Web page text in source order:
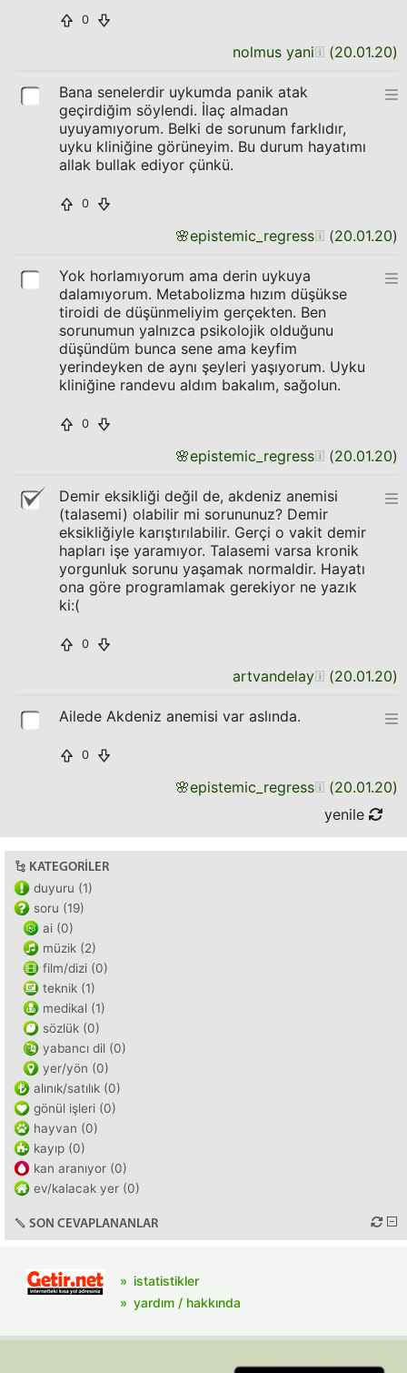
0
nolmus yani (20.01.20)
Bana senelerdir uykumda panik atak
geçirdiğim söylendi. İlaç almadan
uyuyamıyorum. Belki de sorunum farklıdır,
uyku kliniğine görüneyim. Bu durum hayatımı
allak bullak ediyor çünkü.
0
🌸epistemic_regress (20.01.20)
Yok horlamıyorum ama derin uykuya
dalamıyorum. Metabolizma hızım düşükse
tiroidi de düşünmeliyim gerçekten. Ben
sorunumun yalnızca psikolojik olduğunu
düşündüm bunca sene ama keyfim
yerindeyken de aynı şeyleri yaşıyorum. Uyku
kliniğine randevu aldım bakalım, sağolun.
0
🌸epistemic_regress (20.01.20)
Demir eksikliği değil de, akdeniz anemisi
(talasemi) olabilir mi sorununuz? Demir
eksikliğiyle karıştırılabilir. Gerçi o vakit demir
hapları işe yaramıyor. Talasemi varsa kronik
yorgunluk sorunu yaşamak normaldir. Hayatı
ona göre programlamak gerekiyor ne yazık
ki:(
0
artvandelay (20.01.20)
Ailede Akdeniz anemisi var aslında.
0
🌸epistemic_regress (20.01.20)
yenile
KATEGORILER
duyuru (1)
soru (19)
ai (0)
müzik (2)
film/dizi (0)
teknik (1)
medikal (1)
sözlük (0)
yabancı dil (0)
yer/yön (0)
alınık/satılık (0)
gönül işleri (0)
hayvan (0)
kayıp (0)
kan aranıyor (0)
ev/kalacak yer (0)
SON CEVAPLANANLAR
istatistikler
yardım / hakkında